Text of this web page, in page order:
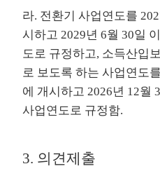
라. 전환기 사업연도를
시하고 2029년 6월 30일
도로 규정하고, 소득산입
로 보도록 하는 사업연도
에 개시하고 2026년 12월
사업연도로 규정함.
3. 의견제출